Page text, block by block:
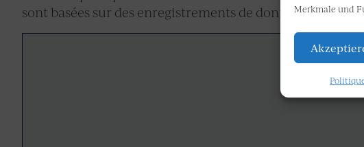
Merkmale und
sont basées sur des enregistrements de données